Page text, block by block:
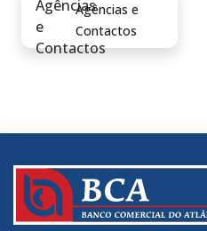
Agências e
Contactos